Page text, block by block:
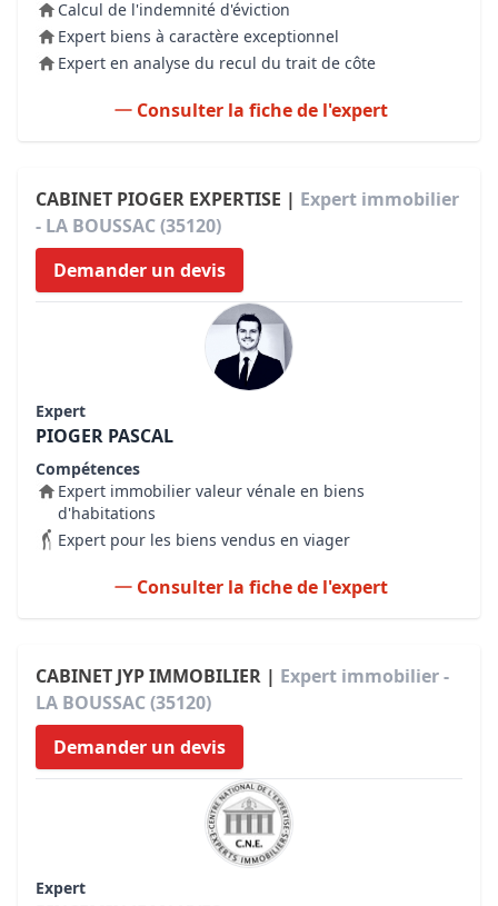
Calcul de l'indemnité d'éviction
Expert biens à caractère exceptionnel
Expert en analyse du recul du trait de côte
Consulter la fiche de l'expert
CABINET PIOGER EXPERTISE | Expert immobilier
- LA BOUSSAC (35120)
Demander un devis
Expert
PIOGER PASCAL
Compétences
Expert immobilier valeur vénale en biens
d'habitations
Expert pour les biens vendus en viager
Consulter la fiche de l'expert
CABINET JYP IMMOBILIER | Expert immobilier -
LA BOUSSAC (35120)
Demander un devis
Expert